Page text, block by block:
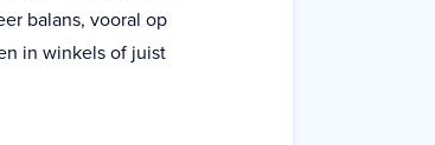
balans, vooral op
in winkels of juist